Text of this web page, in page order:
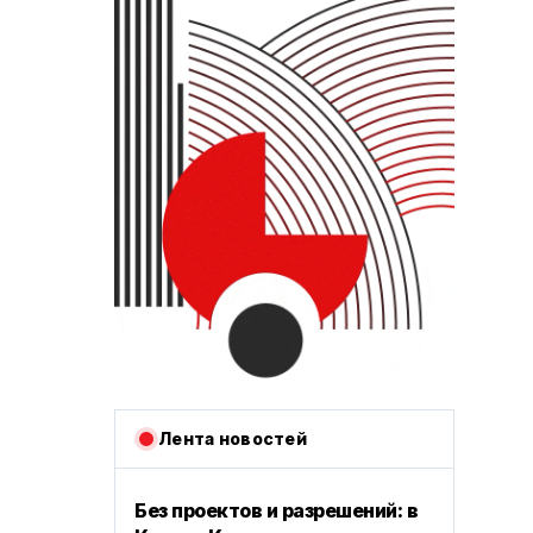
Лента новостей
Без проектов и разрешений: в